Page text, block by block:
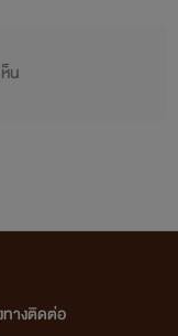
น
ทางติดต่อ